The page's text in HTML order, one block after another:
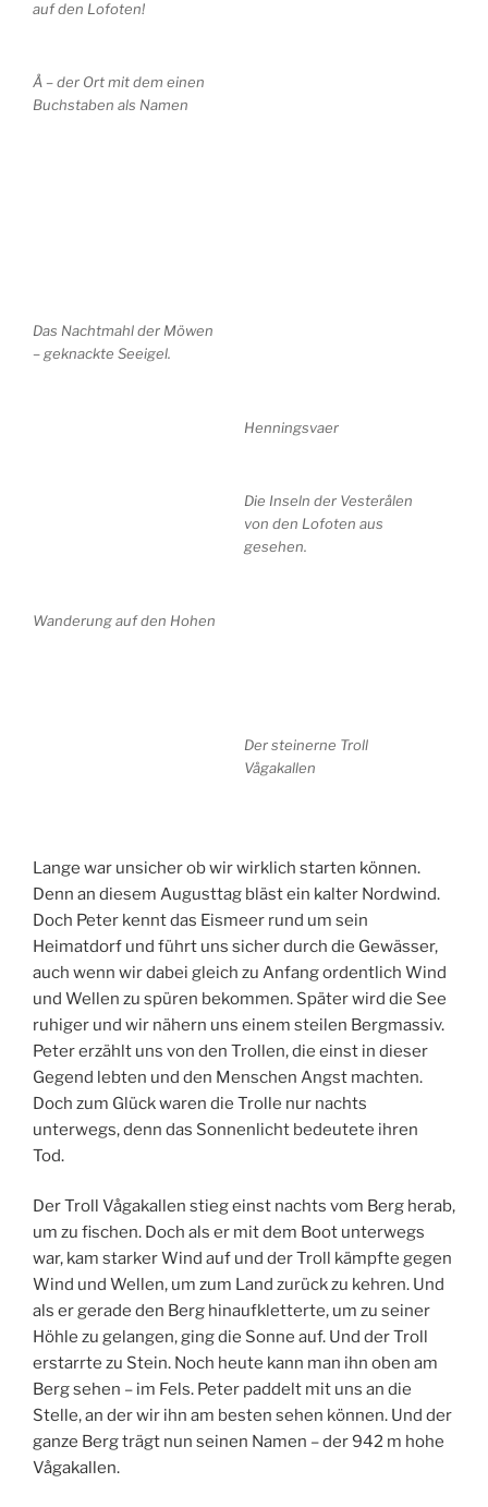
auf den Lofoten!
Å – der Ort mit dem einen
Buchstaben als Namen
Das Nachtmahl der Möwen
– geknackte Seeigel.
Henningsvaer
Die Inseln der Vesterålen
von den Lofoten aus
gesehen.
Wanderung auf den Hohen
Der steinerne Troll
Vågakallen
Lange war unsicher ob wir wirklich starten können.
Denn an diesem Augusttag bläst ein kalter Nordwind.
Doch Peter kennt das Eismeer rund um sein
Heimatdorf und führt uns sicher durch die Gewässer,
auch wenn wir dabei gleich zu Anfang ordentlich Wind
und Wellen zu spüren bekommen. Später wird die See
ruhiger und wir nähern uns einem steilen Bergmassiv.
Peter erzählt uns von den Trollen, die einst in dieser
Gegend lebten und den Menschen Angst machten.
Doch zum Glück waren die Trolle nur nachts
unterwegs, denn das Sonnenlicht bedeutete ihren
Tod.
Der Troll Vågakallen stieg einst nachts vom Berg herab,
um zu fischen. Doch als er mit dem Boot unterwegs
war, kam starker Wind auf und der Troll kämpfte gegen
Wind und Wellen, um zum Land zurück zu kehren. Und
als er gerade den Berg hinaufkletterte, um zu seiner
Höhle zu gelangen, ging die Sonne auf. Und der Troll
erstarrte zu Stein. Noch heute kann man ihn oben am
Berg sehen – im Fels. Peter paddelt mit uns an die
Stelle, an der wir ihn am besten sehen können. Und der
ganze Berg trägt nun seinen Namen – der 942 m hohe
Vågakallen.